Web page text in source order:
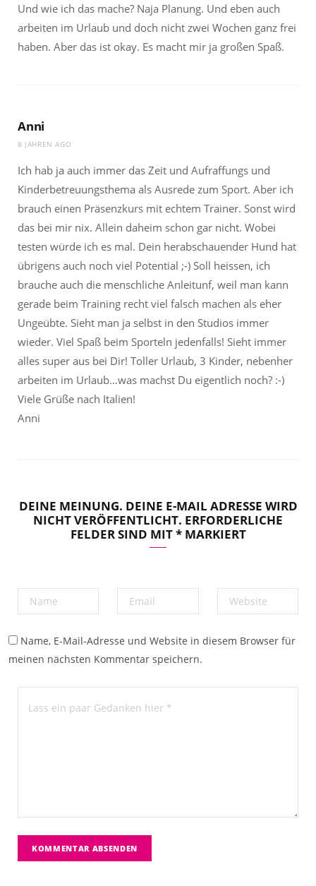
Und wie ich das mache? Naja Planung. Und eben auch
arbeiten im Urlaub und doch nicht zwei Wochen ganz frei
haben. Aber das ist okay. Es macht mir ja großen Spaß.
Anni
8 JAHREN AGO
Ich hab ja auch immer das Zeit und Aufraffungs und
Kinderbetreuungsthema als Ausrede zum Sport. Aber ich
brauch einen Präsenzkurs mit echtem Trainer. Sonst wird
das bei mir nix. Allein daheim schon gar nicht. Wobei
testen würde ich es mal. Dein herabschauender Hund hat
übrigens auch noch viel Potential ;-) Soll heissen, ich
brauche auch die menschliche Anleitunf, weil man kann
gerade beim Training recht viel falsch machen als eher
Ungeübte. Sieht man ja selbst in den Studios immer
wieder. Viel Spaß beim Sporteln jedenfalls! Sieht immer
alles super aus bei Dir! Toller Urlaub, 3 Kinder, nebenher
arbeiten im Urlaub…was machst Du eigentlich noch? :-)
Viele Grüße nach Italien!
Anni
DEINE MEINUNG. DEINE E-MAIL ADRESSE WIRD
NICHT VERÖFFENTLICHT. ERFORDERLICHE
FELDER SIND MIT * MARKIERT
Name, E-Mail-Adresse und Website in diesem Browser für
meinen nächsten Kommentar speichern.